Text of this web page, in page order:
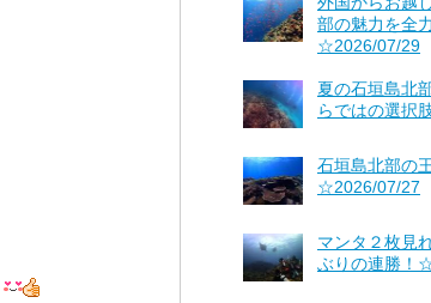
部の魅力を全
☆2026/07/29
夏の石垣島北
らではの選択
石垣島北部の
☆2026/07/27
マンタ２枚見
ぶりの連勝！